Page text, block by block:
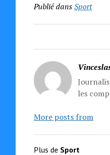
Publié dansSport
les
More posts from
Plus de Sport